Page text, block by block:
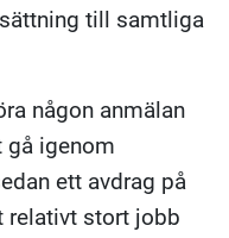
till samtliga
någon anmälan
gå igenom
ett avdrag på
relativt stort jobb